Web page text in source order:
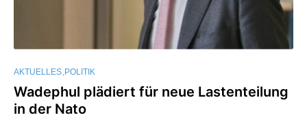
AKTUELLES POLITIK
Wadephul plädiert für neue Lastenteilung
in der Nato